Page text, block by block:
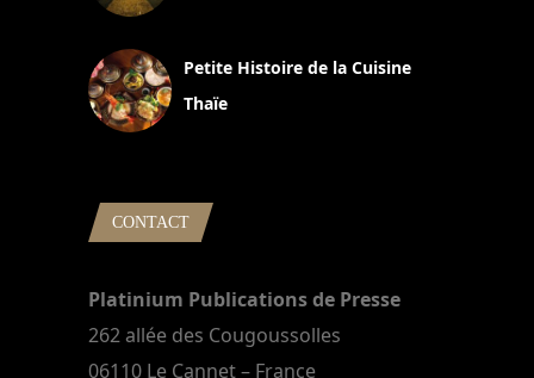
Petite Histoire de la Cuisine
Thaïe
CONTACT
Platinium Publications de Presse
262 allée des Cougoussolles
06110 Le Cannet – France